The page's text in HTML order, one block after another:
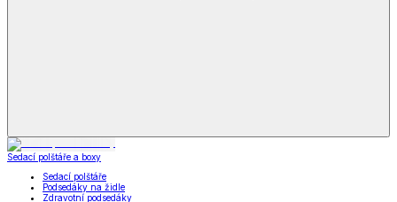
Sedací polštáře a boxy
Sedací polštáře
Podsedáky na židle
Zdravotní podsedáky